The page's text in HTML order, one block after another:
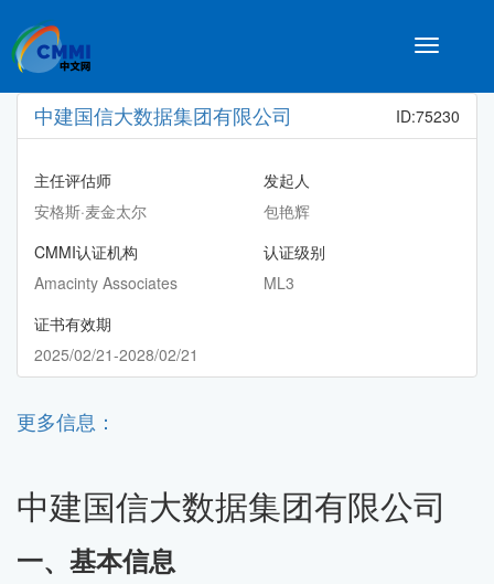
Toggle
中建国信大数据集团有限公司 ID:75230
主任评估师
安格斯·麦金太尔
发起人
包艳辉
CMMI认证机构
Amacinty Associates
认证级别
ML3
证书有效期
2025/02/21-2028/02/21
更多信息：
中建国信大数据集团有限公司
一、基本信息